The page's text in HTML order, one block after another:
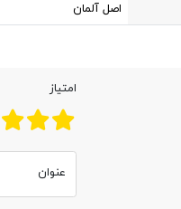
اصل آلمان
امتیاز
عنوان